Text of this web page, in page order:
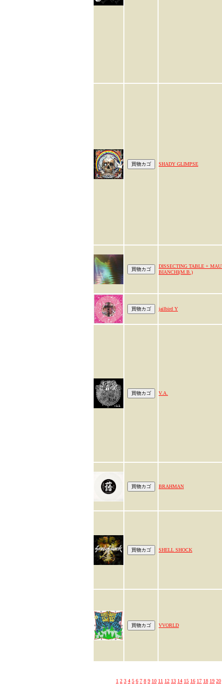
SHADY GLIMPSE
DISSECTING TABLE +
BIANCHI(M.B.)
jailbird Y
V.A.
BRAHMAN
SHELL SHOCK
VVORLD
1 2 3 4 5 6 7 8 9 10 11 12 13 14 15 16 17 18 19 20